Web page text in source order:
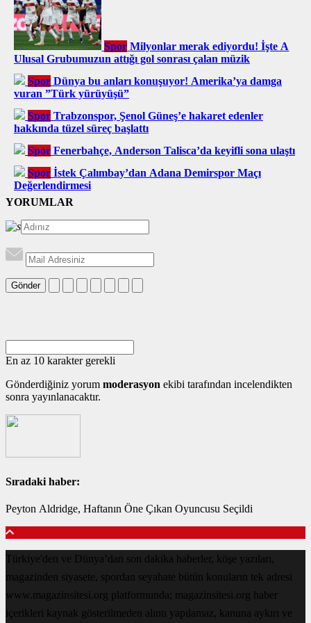
Spor Milyonlar merak ediyordu! İşte A
Ulusal Grubumuzun attığı gol sonrası çalan müzik
Spor Dünya bu anları konuşuyor! Amerika’ya damga
vuran ”Türk yürüyüşü”
Spor Trabzonspor, Şenol Güneş’e hakaret edenler
hakkında tüzel süreç başlattı
Spor Fenerbahçe, Anderson Talisca’da keyifli sona ulaştı
Spor İstek Çalımbay’dan Adana Demirspor Maçı
Değerlendirmesi
YORUMLAR
Gönder
En az 10 karakter gerekli
Gönderdiğiniz yorum moderasyon ekibi tarafından incelendikten
sonra yayınlanacaktır.
Sıradaki haber:
Peyton Aldridge, Haftanın Öne Çıkan Oyuncusu Seçildi
Türkiye'den ve Dünya’dan son dakika haberler, köşe yazıları,
magazinden siyasete, spordan seyahate bütün konuların tek adresi
www.magazinsitesi.org platformunda; magazinsitesi.org haber
içerikleri kaynak gösterilmeden alıntı yapılamaz, kanuna aykırı ve